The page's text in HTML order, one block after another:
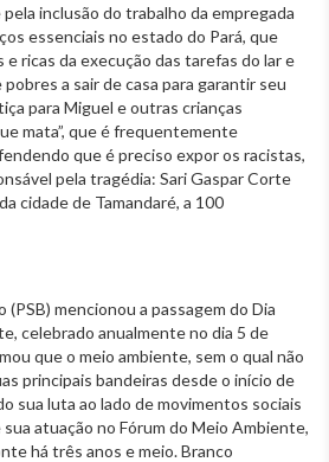
inclusão do trabalho da empregada
essenciais no estado do Pará, que
e ricas da execução das tarefas do lar e
a sair de casa para garantir seu
para Miguel e outras crianças
mata”, que é frequentemente
que é preciso expor os racistas,
pela tragédia: Sari Gaspar Corte
cidade de Tamandaré, a 100
(PSB) mencionou a passagem do Dia
celebrado anualmente no dia 5 de
que o meio ambiente, sem o qual não
principais bandeiras desde o início de
sua luta ao lado de movimentos sociais
atuação no Fórum do Meio Ambiente,
há três anos e meio. Branco